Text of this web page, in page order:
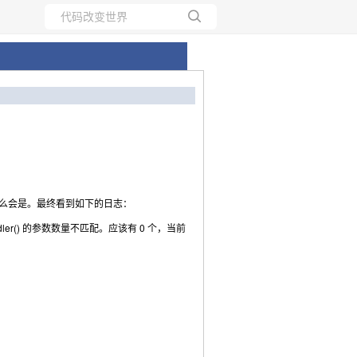
所有博客
当前博客
是。最终看到如下的日志：
的参数数量不匹配。应该有0 个，当前